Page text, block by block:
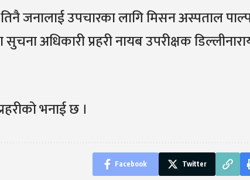
जनालाई उपचारका लागि मिसन अस्पताल
अधिकारी प्रहरी नायब उपरीक्षक
भनाई छ ।
Facebook Twitter